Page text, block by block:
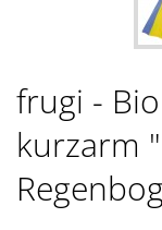
frugi -
kurzarm